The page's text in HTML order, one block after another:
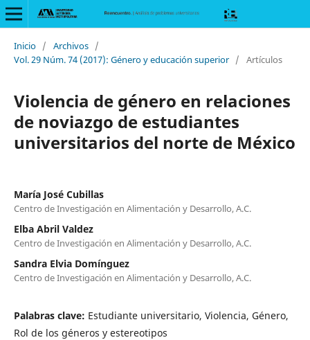
Inicio / Archivos /
Vol. 29 Núm. 74 (2017): Género y educación superior / Artículos
Violencia de género en relaciones
de noviazgo de estudiantes
universitarios del norte de México
María José Cubillas
Centro de Investigación en Alimentación y Desarrollo, A.C.
Elba Abril Valdez
Centro de Investigación en Alimentación y Desarrollo, A.C.
Sandra Elvia Domínguez
Centro de Investigación en Alimentación y Desarrollo, A.C.
Palabras clave: Estudiante universitario, Violencia, Género,
Rol de los géneros y estereotipos